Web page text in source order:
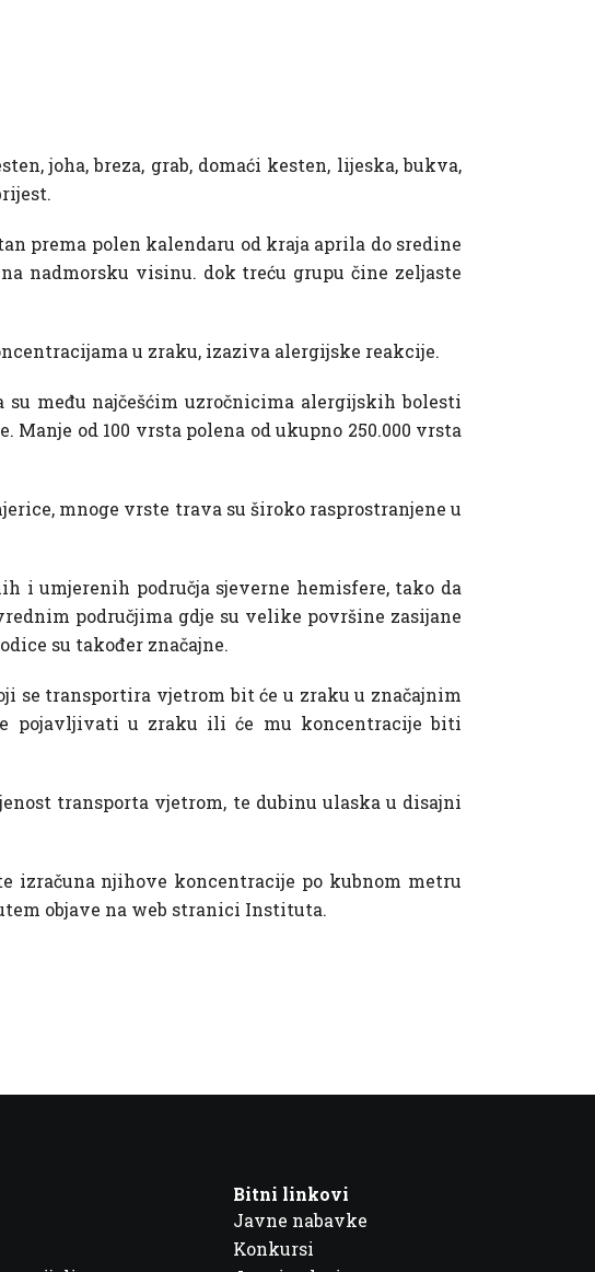
joha, breza, grab, domaći kesten, lijeska, bukva,
prema polen kalendaru od kraja aprila do sredine
nadmorsku visinu. dok treću grupu čine zeljaste
u zraku, izaziva alergijske reakcije.
među najčešćim uzročnicima alergijskih bolesti
od 100 vrsta polena od ukupno 250.000 vrsta
mnoge vrste trava su široko rasprostranjene u
i umjerenih područja sjeverne hemisfere, tako da
područjima gdje su velike površine zasijane
su također značajne.
se transportira vjetrom bit će u zraku u značajnim
pojavljivati u zraku ili će mu koncentracije biti
transporta vjetrom, te dubinu ulaska u disajni
izračuna njihove koncentracije po kubnom metru
objave na web stranici Instituta.
Bitni linkovi
Javne nabavke
Konkursi